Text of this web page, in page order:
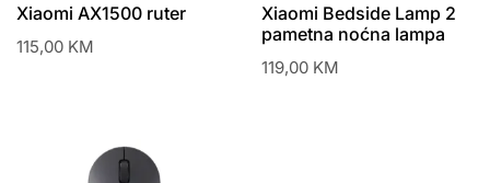
Xiaomi AX1500 ruter
115,00 KM
Xiaomi Bedside Lamp 2
pametna noćna lampa
119,00 KM